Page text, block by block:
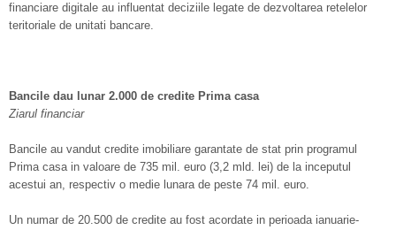
financiare digitale au influentat deciziile legate de dezvoltarea retelelor
teritoriale de unitati bancare.
Bancile dau lunar 2.000 de credite Prima casa
Ziarul financiar
Bancile au vandut credite imobiliare garantate de stat prin programul
Prima casa in valoare de 735 mil. euro (3,2 mld. lei) de la inceputul
acestui an, respectiv o medie lunara de peste 74 mil. euro.
Un numar de 20.500 de credite au fost acordate in perioada ianuarie-